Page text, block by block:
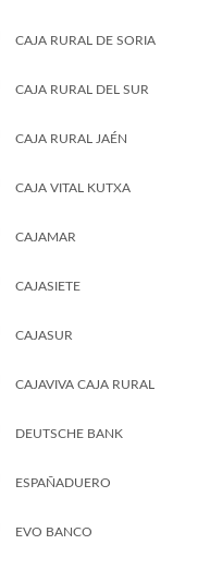
CAJA RURAL DE SORIA
CAJA RURAL DEL SUR
CAJA RURAL JAÉN
CAJA VITAL KUTXA
CAJAMAR
CAJASIETE
CAJASUR
CAJAVIVA CAJA RURAL
DEUTSCHE BANK
ESPAÑADUERO
EVO BANCO